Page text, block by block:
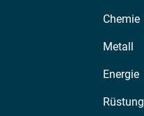
Chemie
Metall
Energie
Rüstung